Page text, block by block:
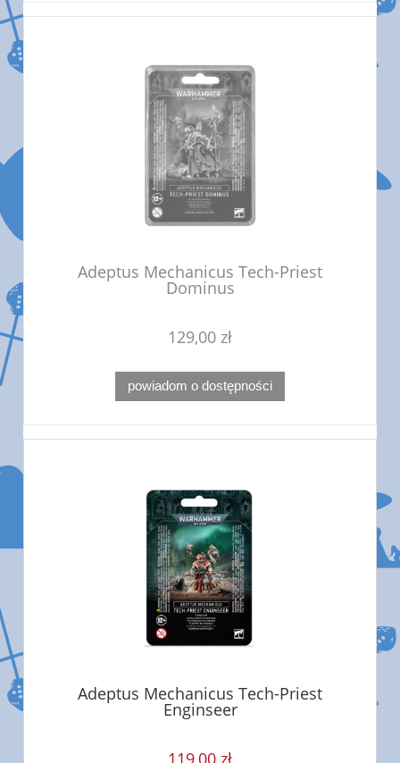
Adeptus Mechanicus Tech-Priest
Dominus
129,00 zł
powiadom o dostępności
Adeptus Mechanicus Tech-Priest
Enginseer